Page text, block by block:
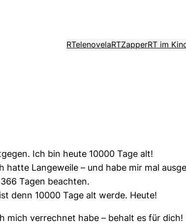
RTelenovelaRTZapperRT im
Ich bin heute 10000 Tage alt!
Langeweile – und habe mir mal
Tagen beachten.
denn 10000 Tage alt werde. Heute!
mich verrechnet habe – behalt es für